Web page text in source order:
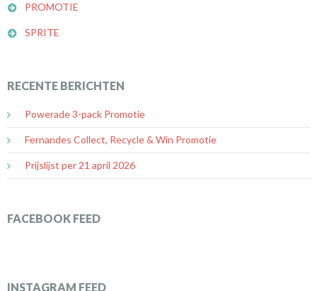
PROMOTIE
SPRITE
RECENTE BERICHTEN
Powerade 3-pack Promotie
Fernandes Collect, Recycle & Win Promotie
Prijslijst per 21 april 2026
FACEBOOK FEED
INSTAGRAM FEED